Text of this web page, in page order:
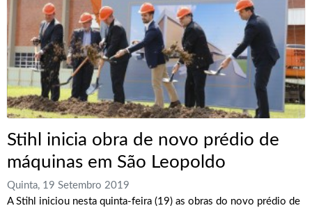
Stihl inicia obra de novo prédio de
máquinas em São Leopoldo
Quinta, 19 Setembro 2019
A Stihl iniciou nesta quinta-feira (19) as obras do novo prédio de